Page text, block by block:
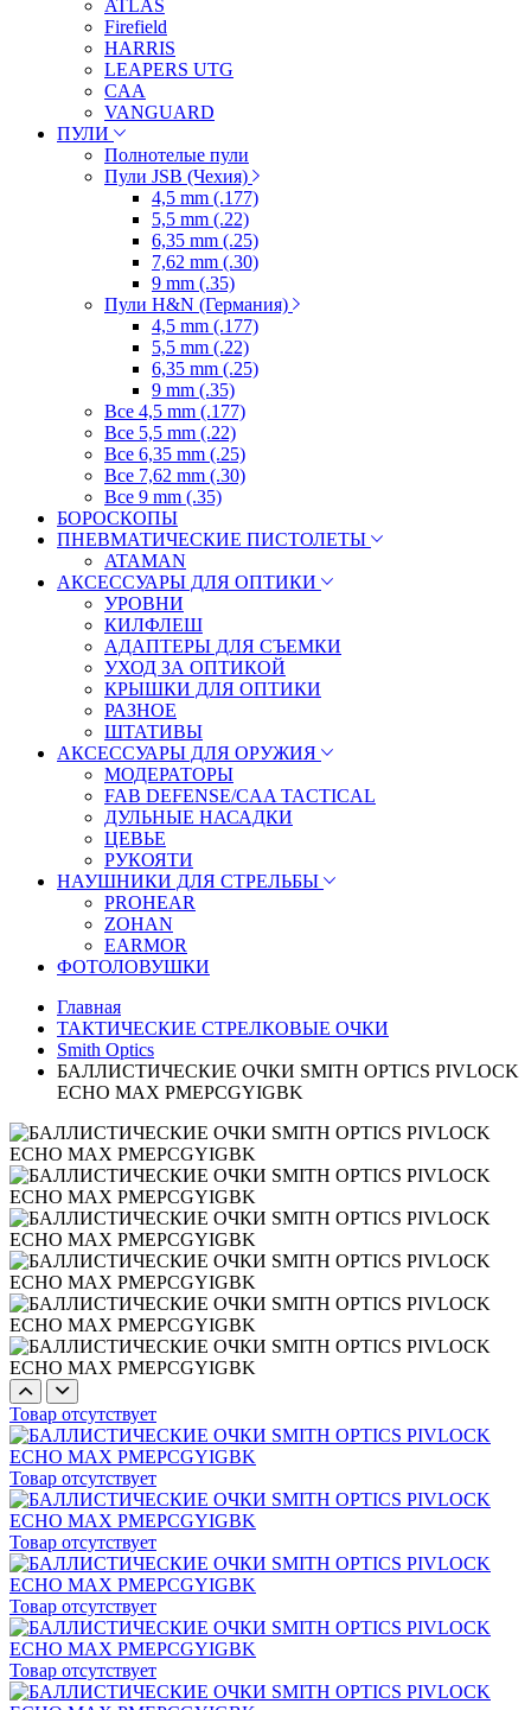
ATLAS
Firefield
HARRIS
LEAPERS UTG
CAA
VANGUARD
ПУЛИ
Полнотелые пули
Пули JSB (Чехия)
4,5 mm (.177)
5,5 mm (.22)
6,35 mm (.25)
7,62 mm (.30)
9 mm (.35)
Пули H&N (Германия)
4,5 mm (.177)
5,5 mm (.22)
6,35 mm (.25)
9 mm (.35)
Все 4,5 mm (.177)
Все 5,5 mm (.22)
Все 6,35 mm (.25)
Все 7,62 mm (.30)
Все 9 mm (.35)
БОРОСКОПЫ
ПНЕВМАТИЧЕСКИЕ ПИСТОЛЕТЫ
ATAMAN
АКСЕССУАРЫ ДЛЯ ОПТИКИ
УРОВНИ
КИЛФЛЕШ
АДАПТЕРЫ ДЛЯ СЪЕМКИ
УХОД ЗА ОПТИКОЙ
КРЫШКИ ДЛЯ ОПТИКИ
РАЗНОЕ
ШТАТИВЫ
АКСЕССУАРЫ ДЛЯ ОРУЖИЯ
МОДЕРАТОРЫ
FAB DEFENSE/CAA TACTICAL
ДУЛЬНЫЕ НАСАДКИ
ЦЕВЬЕ
РУКОЯТИ
НАУШНИКИ ДЛЯ СТРЕЛЬБЫ
PROHEAR
ZOHAN
EARMOR
ФОТОЛОВУШКИ
Главная
ТАКТИЧЕСКИЕ СТРЕЛКОВЫЕ ОЧКИ
Smith Optics
БАЛЛИСТИЧЕСКИЕ ОЧКИ SMITH OPTICS PIVLOCK
ECHO MAX PMEPCGYIGBK
Товар отсутствует
Товар отсутствует
Товар отсутствует
Товар отсутствует
Товар отсутствует